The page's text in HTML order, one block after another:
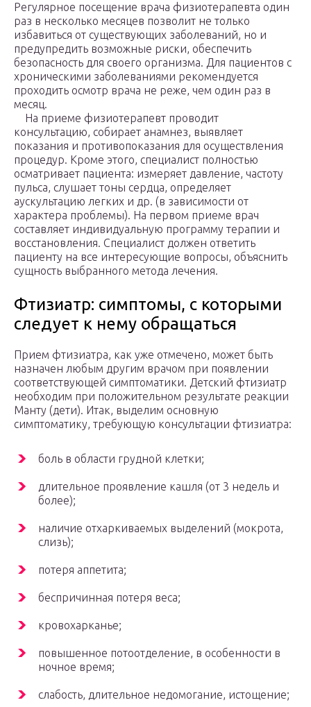
Регулярное посещение врача физиотерапевта один
раз в несколько месяцев позволит не только
избавиться от существующих заболеваний, но и
предупредить возможные риски, обеспечить
безопасность для своего организма. Для пациентов с
хроническими заболеваниями рекомендуется
проходить осмотр врача не реже, чем один раз в
месяц.
На приеме физиотерапевт проводит
консультацию, собирает анамнез, выявляет
показания и противопоказания для осуществления
процедур. Кроме этого, специалист полностью
осматривает пациента: измеряет давление, частоту
пульса, слушает тоны сердца, определяет
аускультацию легких и др. (в зависимости от
характера проблемы). На первом приеме врач
составляет индивидуальную программу терапии и
восстановления. Специалист должен ответить
пациенту на все интересующие вопросы, объяснить
сущность выбранного метода лечения.
Фтизиатр: симптомы, с которыми
следует к нему обращаться
Прием фтизиатра, как уже отмечено, может быть
назначен любым другим врачом при появлении
соответствующей симптоматики. Детский фтизиатр
необходим при положительном результате реакции
Манту (дети). Итак, выделим основную
симптоматику, требующую консультации фтизиатра:
боль в области грудной клетки;
длительное проявление кашля (от 3 недель и
более);
наличие отхаркиваемых выделений (мокрота,
слизь);
потеря аппетита;
беспричинная потеря веса;
кровохарканье;
повышенное потоотделение, в особенности в
ночное время;
слабость, длительное недомогание, истощение;